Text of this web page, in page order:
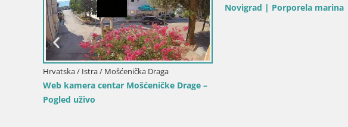
Hrvatska / Istra / Mošćenička Draga
Web kamera plaža Sv. Ivan | Mošćenička
Draga
Hrvatska / Istra / Rovinj